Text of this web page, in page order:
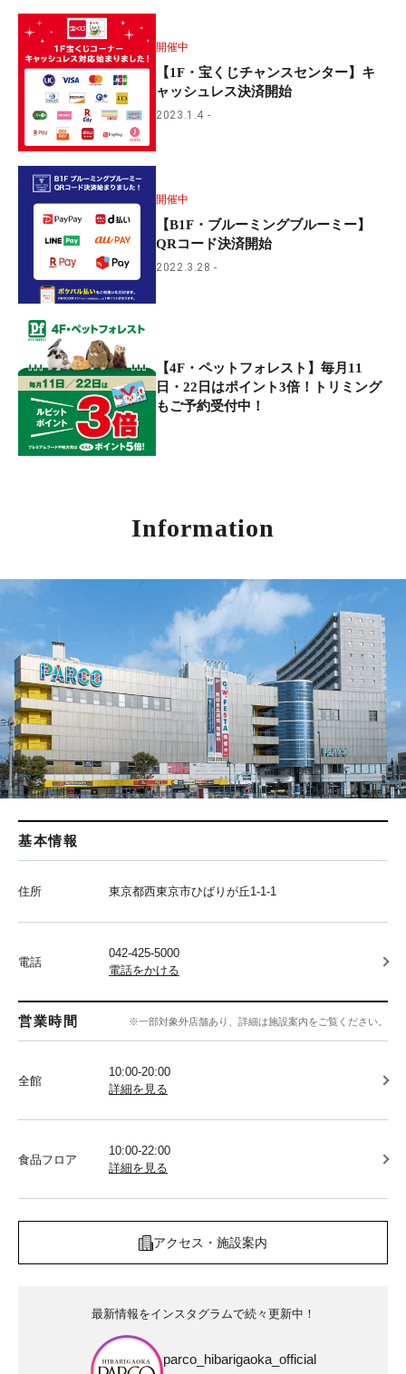
開催中
【1F・宝くじチャンスセンター】キ
ャッシュレス決済開始
2023.1.4
開催中
【B1F・ブルーミングブルーミー】
QRコード決済開始
2022.3.28
【4F・ペットフォレスト】毎月11
日・22日はポイント3倍！トリミング
もご予約受付中！
Information
基本情報
住所 東京都西東京市ひばりが丘1-1-1
電話
042-425-5000
電話をかける
営業時間 ※一部対象外店舗あり、詳細は施設案内をご覧ください。
全館
10:00-20:00
詳細を見る
食品フロア
10:00-22:00
詳細を見る
アクセス・施設案内
最新情報をインスタグラムで続々更新中！
parco_hibarigaoka_official